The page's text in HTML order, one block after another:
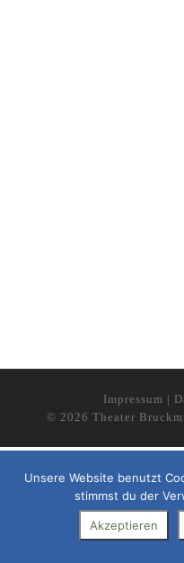
Impressum |
© 2026 Theater
Unsere Website benutzt
stimmst du der
Akzeptieren